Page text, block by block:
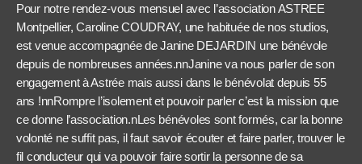
Pour notre rendez-vous mensuel avec l’association ASTREE
Montpellier, Caroline COUDRAY, une habituée de nos studios,
est venue accompagnée de Janine DEJARDIN une bénévole
depuis de nombreuses années.nnJanine va nous parler de son
engagement à Astrée mais aussi dans le bénévolat depuis 55
ans !nnRompre l’isolement et pouvoir parler c’est la mission que
ce donne l’association.nLes bénévoles sont formés, car la bonne
volonté ne suffit pas, il faut savoir écouter et faire parler, trouver le
fil conducteur qui va pouvoir faire sortir la personne de sa